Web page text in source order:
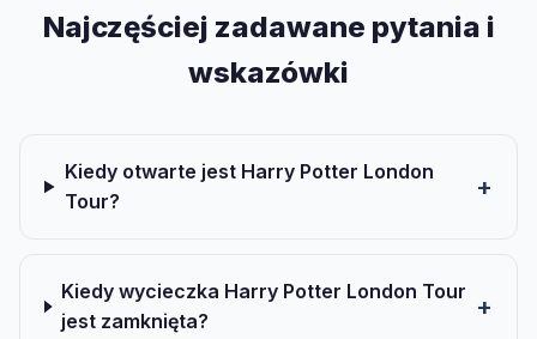
Najczęściej zadawane pytania i
wskazówki
Kiedy otwarte jest Harry Potter London
Tour?
Kiedy wycieczka Harry Potter London Tour
jest zamknięta?